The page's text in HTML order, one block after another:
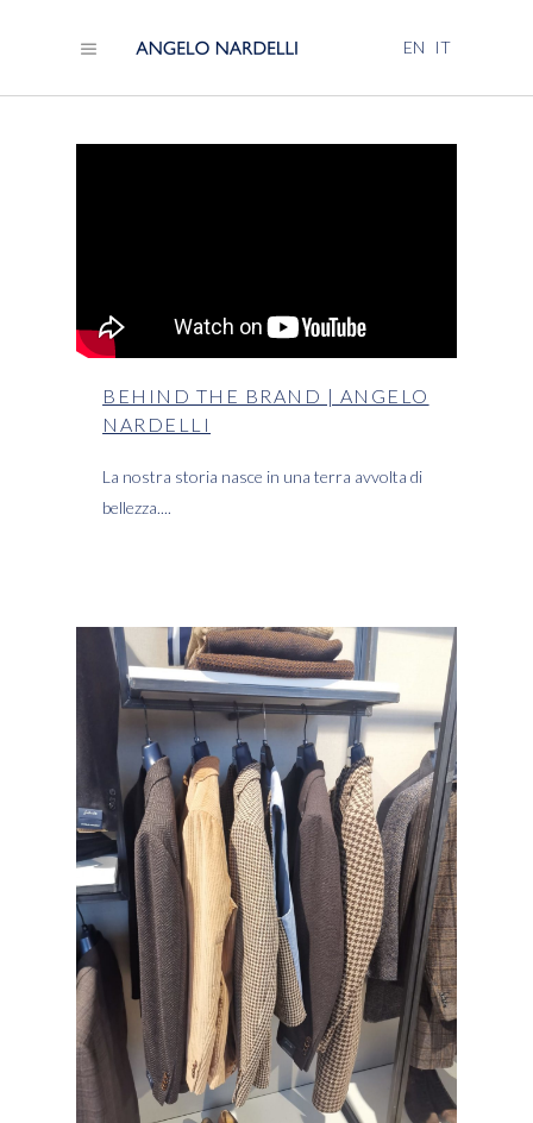
EN IT
BEHIND THE BRAND | ANGELO
NARDELLI
La nostra storia nasce in una terra avvolta di
bellezza.